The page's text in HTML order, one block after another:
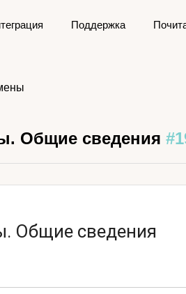
Поддержка
Общие сведения
Общие сведения